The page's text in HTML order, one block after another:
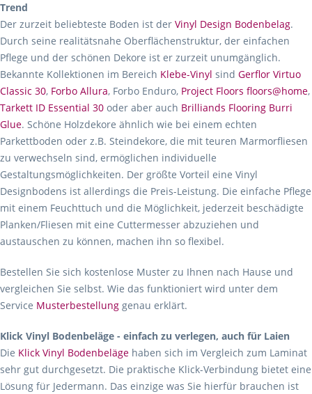
Trend
Der zurzeit beliebteste Boden ist der Vinyl Design Bodenbelag.
Durch seine realitätsnahe Oberflächenstruktur, der einfachen
Pflege und der schönen Dekore ist er zurzeit unumgänglich.
Bekannte Kollektionen im Bereich Klebe-Vinyl sind Gerflor Virtuo
Classic 30, Forbo Allura, Forbo Enduro, Project Floors floors@home,
Tarkett ID Essential 30 oder aber auch Brilliands Flooring Burri
Glue. Schöne Holzdekore ähnlich wie bei einem echten
Parkettboden oder z.B. Steindekore, die mit teuren Marmorfliesen
zu verwechseln sind, ermöglichen individuelle
Gestaltungsmöglichkeiten. Der größte Vorteil eine Vinyl
Designbodens ist allerdings die Preis-Leistung. Die einfache Pflege
mit einem Feuchttuch und die Möglichkeit, jederzeit beschädigte
Planken/Fliesen mit eine Cuttermesser abzuziehen und
austauschen zu können, machen ihn so flexibel.
Bestellen Sie sich kostenlose Muster zu Ihnen nach Hause und
vergleichen Sie selbst. Wie das funktioniert wird unter dem
Service Musterbestellung genau erklärt.
Klick Vinyl Bodenbeläge - einfach zu verlegen, auch für Laien
Die Klick Vinyl Bodenbeläge haben sich im Vergleich zum Laminat
sehr gut durchgesetzt. Die praktische Klick-Verbindung bietet eine
Lösung für Jedermann. Das einzige was Sie hierfür brauchen ist